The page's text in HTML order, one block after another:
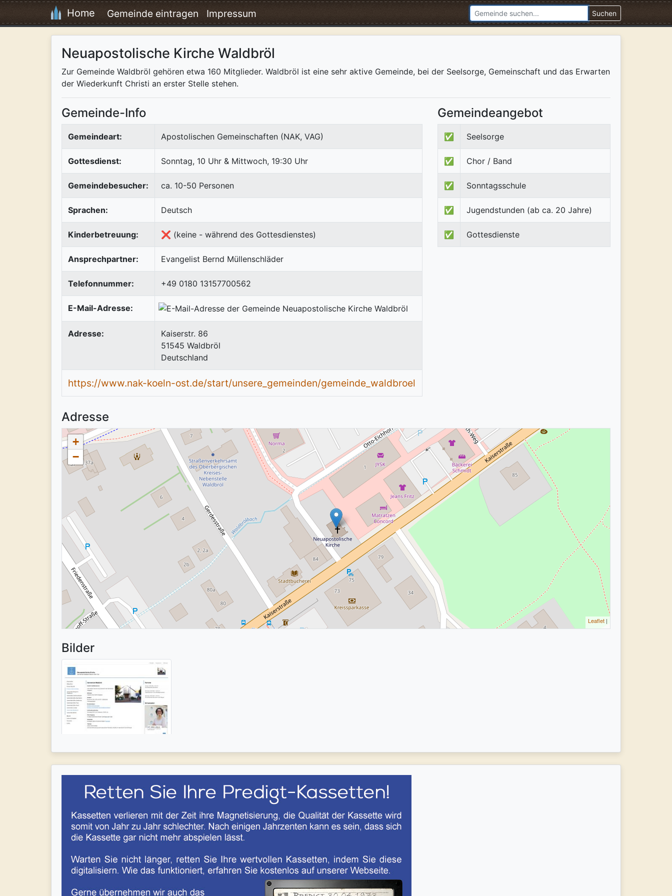
Home Gemeinde eintragen Impressum Suchen
Neuapostolische Kirche Waldbröl
Zur Gemeinde Waldbröl gehören etwa 160 Mitglieder. Waldbröl ist eine sehr aktive Gemeinde, bei der Seelsorge, Gemeinschaft und das Erwarten
der Wiederkunft Christi an erster Stelle stehen.
Gemeinde-Info
Gemeindeart: Apostolischen Gemeinschaften (NAK, VAG)
Gottesdienst: Sonntag, 10 Uhr & Mittwoch, 19:30 Uhr
Gemeindebesucher: ca. 10-50 Personen
Sprachen: Deutsch
Kinderbetreuung: ❌ (keine - während des Gottesdienstes)
Ansprechpartner: Evangelist Bernd Müllenschläder
Telefonnummer: +49 0180 13157700562
E-Mail-Adresse:
Adresse:
Kaiserstr. 86
51545 Waldbröl
Deutschland
https://www.nak-koeln-ost.de/start/unsere_gemeinden/gemeinde_waldbroel
Gemeindeangebot
✅ Seelsorge
✅ Chor / Band
✅ Sonntagsschule
✅ Jugendstunden (ab ca. 20 Jahre)
✅ Gottesdienste
Adresse
+
−
Leaflet |
Bilder